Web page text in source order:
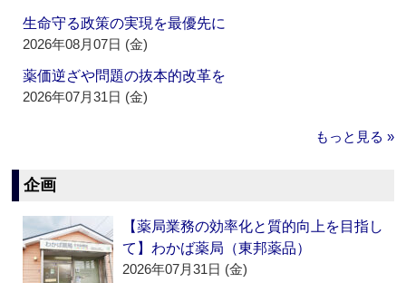
生命守る政策の実現を最優先に
2026年08月07日 (金)
薬価逆ざや問題の抜本的改革を
2026年07月31日 (金)
もっと見る »
企画
【薬局業務の効率化と質的向上を目指し
て】わかば薬局（東邦薬品）
2026年07月31日 (金)